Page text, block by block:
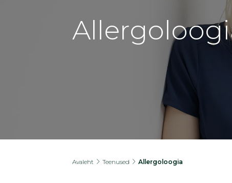
Avaleht Teenused Allergoloogia